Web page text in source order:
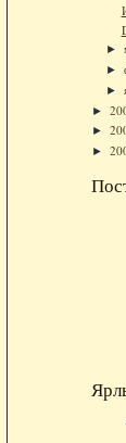
►
►
►
►
►
►